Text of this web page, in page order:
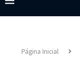
Página Inicial